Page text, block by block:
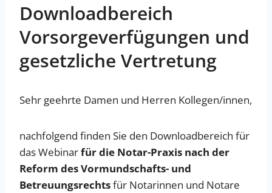
Downloadbereich
Vorsorgeverfügungen und
gesetzliche Vertretung
Sehr geehrte Damen und Herren Kollegen/innen,
nachfolgend finden Sie den Downloadbereich für
das Webinarfür die Notar-Praxis nach der
Reform des Vormundschafts- und
Betreuungsrechtsfür Notarinnen und Notare